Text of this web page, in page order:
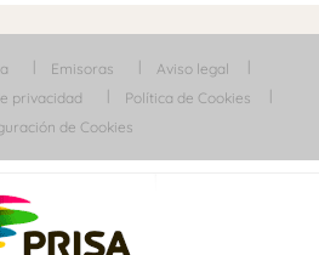
Emisoras
Aviso legal
privacidad
Política de Cookies
de Cookies